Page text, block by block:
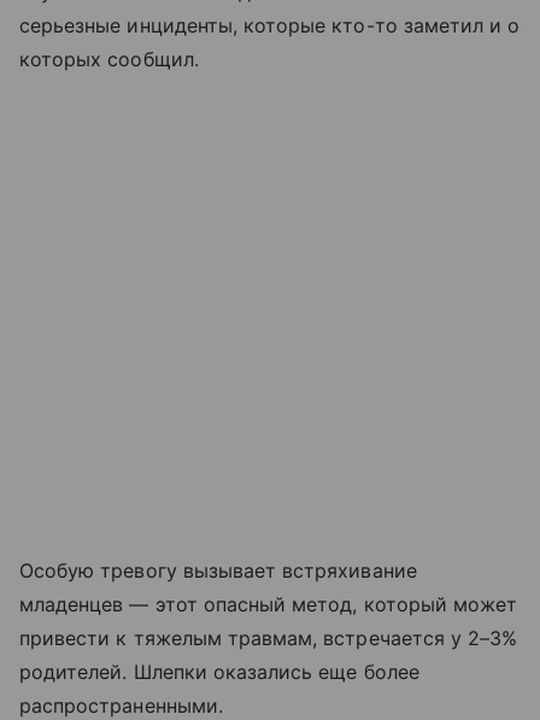
серьезные инциденты, которые кто-то заметил и о
которых сообщил.
Особую тревогу вызывает встряхивание
младенцев — этот опасный метод, который может
привести к тяжелым травмам, встречается у 2–3%
родителей. Шлепки оказались еще более
распространенными.